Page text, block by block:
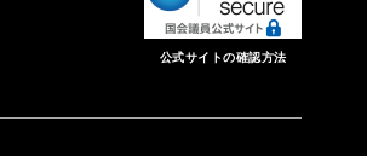
公式サイトの確認方法